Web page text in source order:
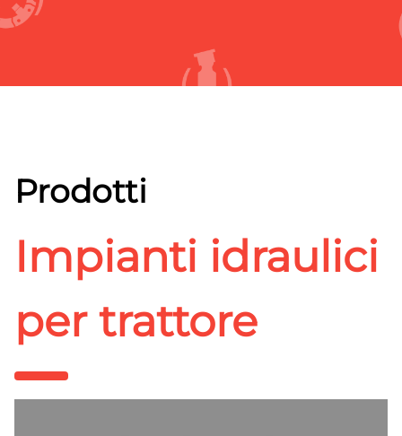
Prodotti
Impianti idraulici
per trattore